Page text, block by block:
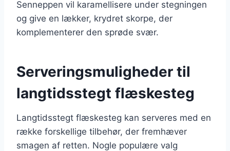
Senneppen vil karamellisere under stegningen
og give en lækker, krydret skorpe, der
komplementerer den sprøde svær.
Serveringsmuligheder til
langtidsstegt flæskesteg
Langtidsstegt flæskesteg kan serveres med en
række forskellige tilbehør, der fremhæver
smagen af retten. Nogle populære valg